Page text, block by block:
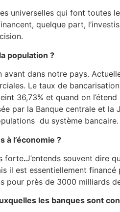
universelles qui font toutes
quelque part,
population ?
dans notre pays.
Le taux de
36,73% et quand on
par la Banque centrale et
du système bancaire.
à l’économie ?
forte.J’entends souvent dire
il est essentiellement
pour près de 3000 milliards
les banques sont